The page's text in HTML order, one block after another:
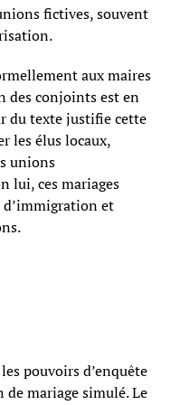
fictives, souvent
aux maires
des conjoints est en
du texte justifie cette
les élus locaux,
unions
lui, ces mariages
d’immigration et
pouvoirs d’enquête
de mariage simulé. Le